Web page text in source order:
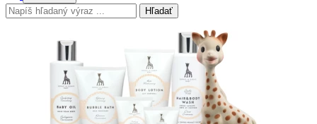
Hľadať